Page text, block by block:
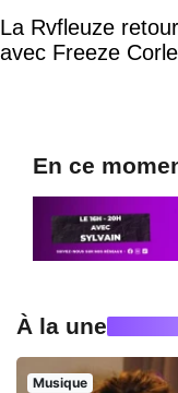
La Rvfleuze
avec Freeze
En ce
À la une
Musique